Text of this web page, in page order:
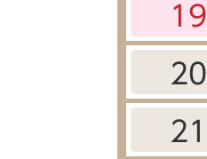
19
20
21